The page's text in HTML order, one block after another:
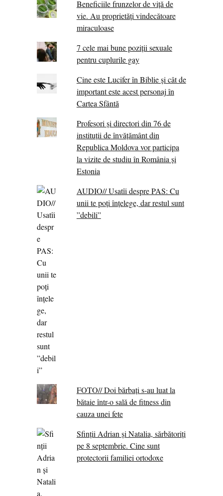
Beneficiile frunzelor de viță de
vie. Au proprietăţi vindecătoare
miraculoase
7 cele mai bune poziții sexuale
pentru cuplurile gay
Cine este Lucifer în Biblie și cât de
important este acest personaj în
Cartea Sfântă
Profesori și directori din 76 de
instituții de învățământ din
Republica Moldova vor participa
la vizite de studiu în România și
Estonia
AUDIO// Usatîi despre PAS: Cu
unii te poți înțelege, dar restul sunt
”debili”
FOTO// Doi bărbați s-au luat la
bătaie într-o sală de fitness din
cauza unei fete
Sfinții Adrian și Natalia, sărbătoriți
pe 8 septembrie. Cine sunt
protectorii familiei ortodoxe